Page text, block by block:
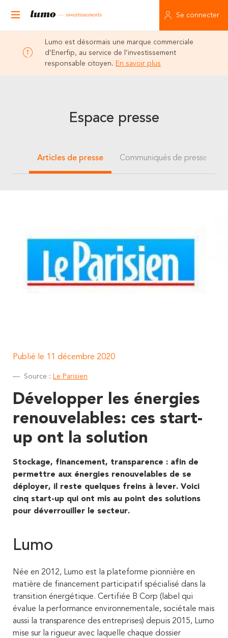
Se connecter
Lumo est désormais une marque commerciale
d’Enerfip, au service de l’investissement
responsable citoyen. En savoir plus
Espace presse
Articles de presse Communiqués de presse
Publié le 11 décembre 2020
Source : Le Parisien
Développer les énergies
renouvelables: ces start-
up ont la solution
Stockage, financement, transparence : afin de
permettre aux énergies renouvelables de se
déployer, il reste quelques freins à lever. Voici
cinq start-up qui ont mis au point des solutions
pour déverrouiller le secteur.
Lumo
Née en 2012, Lumo est la plateforme pionnière en
matière de financement participatif spécialisé dans la
transition énergétique. Certifiée B Corp (label qui
évalue la performance environnementale, sociétale mais
aussi la transparence des entreprises) depuis 2015, Lumo
mise sur la rigueur avec laquelle chaque dossier